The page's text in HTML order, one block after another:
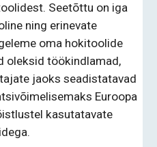
Seetõttu on iga
ning erinevate
oma hokitoolide
oleksid töökindlamad,
jaoks seadistatavad
Euroopa
kasutatavate